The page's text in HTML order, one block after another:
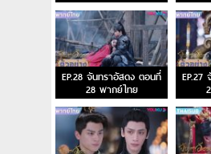
EP.28 จันทราอัสดง ตอนที่
28 พากย์ไทย
EP.27